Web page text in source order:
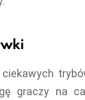
graczy na